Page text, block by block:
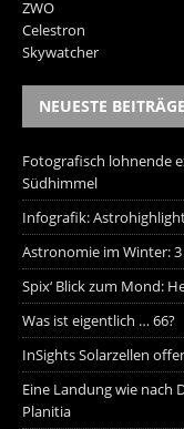
ZWO
Celestron
Skywatcher
NEUESTE BEITRÄGE
Fotografisch lohnende
Südhimmel
Infografik:
Astronomie im Winter:
Spix‘ Blick zum Mond:
Was ist eigentlich … 66?
InSights Solarzellen
Eine Landung wie nach
Planitia